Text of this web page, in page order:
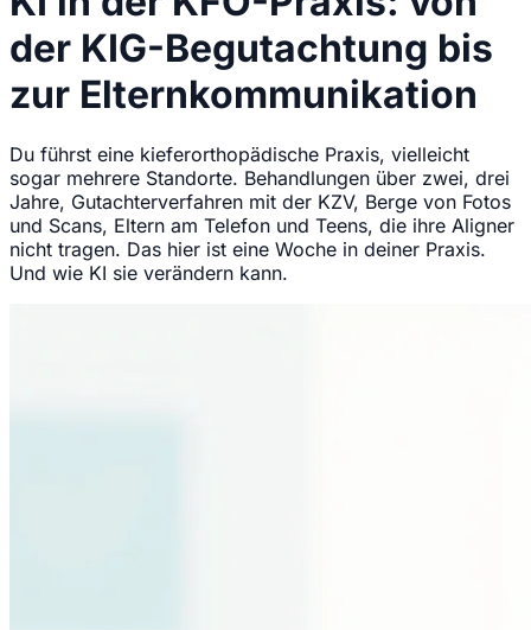
der KIG-Begutachtung bis
zur Elternkommunikation
Du führst eine kieferorthopädische Praxis, vielleicht
sogar mehrere Standorte. Behandlungen über zwei, drei
Jahre, Gutachterverfahren mit der KZV, Berge von Fotos
und Scans, Eltern am Telefon und Teens, die ihre Aligner
nicht tragen. Das hier ist eine Woche in deiner Praxis.
Und wie KI sie verändern kann.